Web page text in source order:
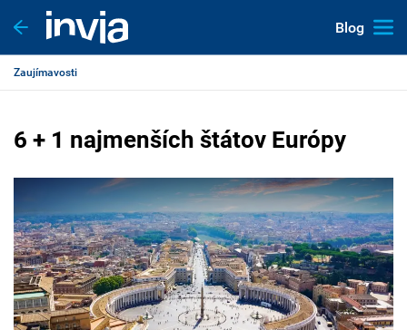
Blog
Zaujímavosti
6 + 1 najmenších štátov Európy